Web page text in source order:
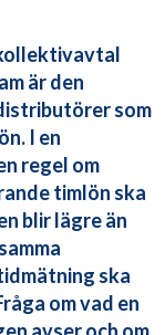
är den
som
I en
regel om
timlön ska
blir lägre än
ska
om vad en